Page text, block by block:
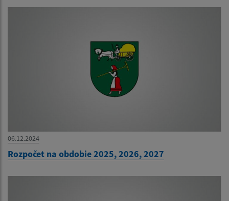
06.12.2024
Rozpočet na obdobie 2025, 2026, 2027